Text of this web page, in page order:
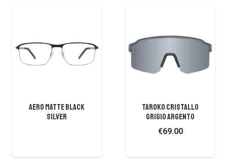
AERO MATTE BLACK
SILVER
TAROKO CRISTALLO
GRIGIO ARGENTO
€69.00